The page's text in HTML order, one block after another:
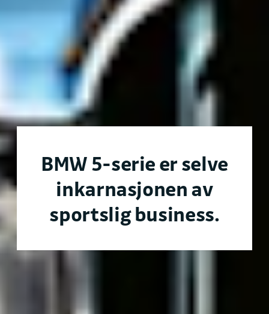
BMW 5-serie er selve
inkarnasjonen av
sportslig business.